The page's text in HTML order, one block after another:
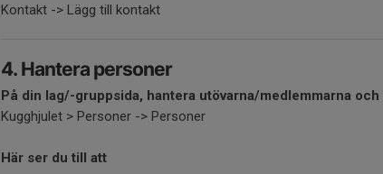
Kontakt -> Lägg till kontakt
4. Hantera personer
På din lag/-gruppsida, hantera utövarna/medlemmarna
Kugghjulet > Personer -> Personer
Här ser du till att